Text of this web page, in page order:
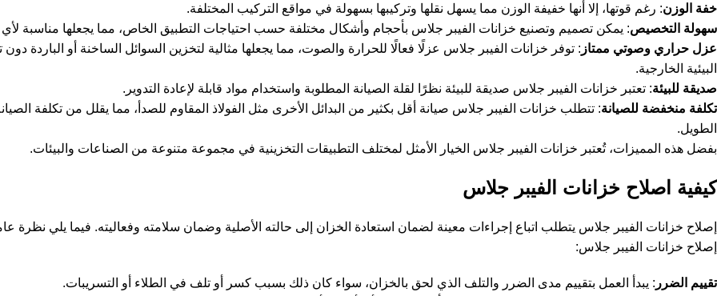
خفة الوزن: رغم قوتها، إلا أنها خفيفة الوزن مما يسهل نقلها وتركيبها بسهولة في مواقع التركيب المختلفة.
سهولة التخصيص: يمكن تصميم وتصنيع خزانات الفيبر جلاس بأحجام وأشكال مختلفة حسب احتياجات التطبيق الخاص، مما يجعلها مناسبة
عزل حراري وصوتي ممتاز : توفر خزانات الفيبر جلاس عزلًا فعالًا للحرارة والصوت، مما يجعلها مثالية لتخزين السوائل الساخنة أو الباردة
البيئية الخارجية.
صديقة للبيئة: تعتبر خزانات الفيبر جلاس صديقة للبيئة نظرًا لقلة الصيانة المطلوبة واستخدام مواد قابلة لإعادة التدوير.
تكلفة منخفضة للصيانة: تتطلب خزانات الفيبر جلاس صيانة أقل بكثير من البدائل الأخرى مثل الفولاذ المقاوم للصدأ، مما يقلل من تكلفة
الطويل.
بفضل هذه المميزات، تُعتبر خزانات الفيبر جلاس الخيار الأمثل لمختلف التطبيقات التخزينية في مجموعة متنوعة من الصناعات والبيئات.
كيفية اصلاح خزانات الفيبر جلاس
إصلاح خزانات الفيبر جلاس يتطلب اتباع إجراءات معينة لضمان استعادة الخزان إلى حالته الأصلية وضمان سلامته وفعاليته. فيما يلي نظرة
إصلاح خزانات الفيبر جلاس:
تقييم الضرر : يبدأ العمل بتقييم مدى الضرر والتلف الذي لحق بالخزان، سواء كان ذلك بسبب كسر أو تلف في الطلاء أو التسريبات.